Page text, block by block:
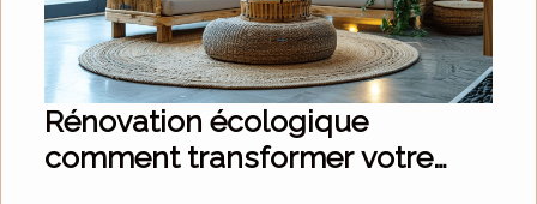
Rénovation écologique
comment transformer votre